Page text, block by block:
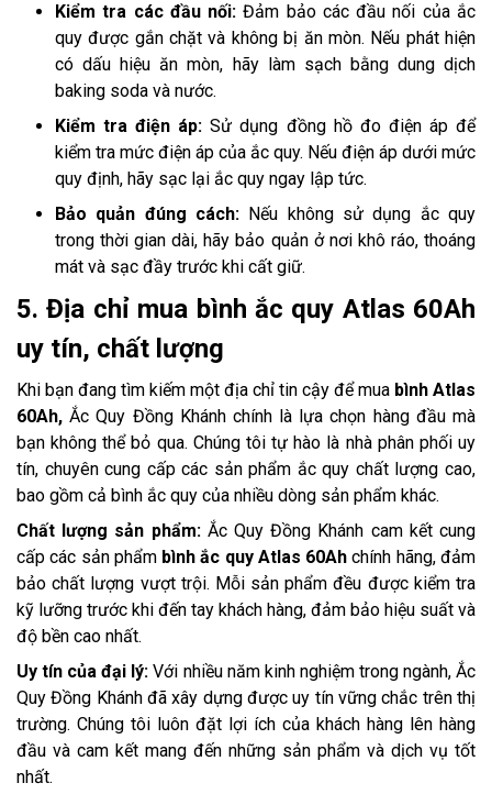
Kiểm tra các đầu nối:Đảm bảo các đầu nối của ắc
quy được gắn chặt và không bị ăn mòn. Nếu phát hiện
có dấu hiệu ăn mòn, hãy làm sạch bằng dung dịch
baking soda và nước.
Kiểm tra điện áp:Sử dụng đồng hồ đo điện áp để
kiểm tra mức điện áp của ắc quy. Nếu điện áp dưới mức
quy định, hãy sạc lại ắc quy ngay lập tức.
Bảo quản đúng cách: Nếu không sử dụng ắc quy
trong thời gian dài, hãy bảo quản ở nơi khô ráo, thoáng
mát và sạc đầy trước khi cất giữ.
5. Địa chỉ mua bình ắc quy Atlas 60Ah
uy tín, chất lượng
Khi bạn đang tìm kiếm một địa chỉ tin cậy để mua bình Atlas
60Ah, Ắc Quy Đồng Khánh chính là lựa chọn hàng đầu mà
bạn không thể bỏ qua. Chúng tôi tự hào là nhà phân phối uy
tín, chuyên cung cấp các sản phẩm ắc quy chất lượng cao,
bao gồm cả bình ắc quy của nhiều dòng sản phẩm khác.
Chất lượng sản phẩm:Ắc Quy Đồng Khánh cam kết cung
cấp các sản phẩm bình ắc quy Atlas 60Ah chính hãng, đảm
bảo chất lượng vượt trội. Mỗi sản phẩm đều được kiểm tra
kỹ lưỡng trước khi đến tay khách hàng, đảm bảo hiệu suất và
độ bền cao nhất.
Uy tín của đại lý:Với nhiều năm kinh nghiệm trong ngành, Ắc
Quy Đồng Khánh đã xây dựng được uy tín vững chắc trên thị
trường. Chúng tôi luôn đặt lợi ích của khách hàng lên hàng
đầu và cam kết mang đến những sản phẩm và dịch vụ tốt
nhất.